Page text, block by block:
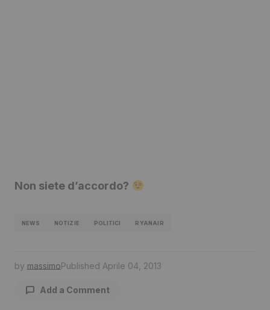
Non siete d’accordo?
NEWS NOTIZIE POLITICI RYANAIR
by massimoPublished Aprile 04, 2013
Add a Comment